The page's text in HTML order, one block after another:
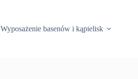
Wyposażenie basenów i kąpielisk